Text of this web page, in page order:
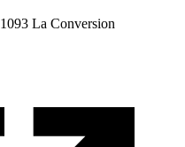
1093 La Conversion